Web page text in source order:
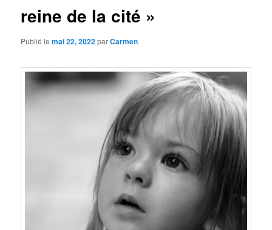
reine de la cité »
Publié lemai 22, 2022parCarmen